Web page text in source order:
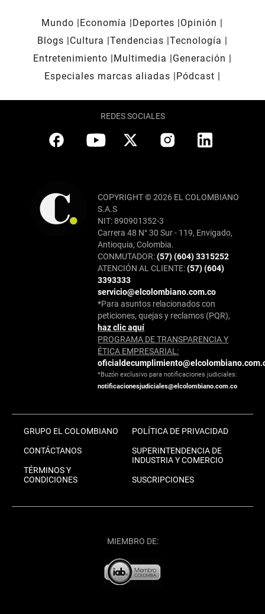
Mundo Economía Deportes
Opinión
Blogs
Cultura Tendencias Tecnología
Entretenimiento
Multimedia
Generación
Especiales marcas aliadas
Pódcast
REDES SOCIALES
COPYRIGHT © 2026 EL COLOMBIANO
S.A.S
NIT: 890901352-3
Carrera 48 N° 30 Sur - 119, Envigado,
Antioquia, Colombia.
CONMUTADOR:(57) (604) 3315252
ATENCIÓN AL CLIENTE:(57) (604)
3393333
servicio@elcolombiano.com.co
*Para asuntos relacionados con
peticiones, quejas y reclamos (PQR),
haz clic aquí
PROGRAMA DE TRANSPARENCIA Y
ÉTICA EMPRESARIAL:
*Buzón exclusivo para notificaciones judiciales:
notificacionesjudiciales@elcolombiano.com.co
GRUPO EL COLOMBIANO
CONTÁCTANOS
TÉRMINOS Y
CONDICIONES
POLÍTICA DE PRIVACIDAD
SUPERINTENDENCIA DE
INDUSTRIA Y COMERCIO
SUSCRIPCIONES
MIEMBRO DE: